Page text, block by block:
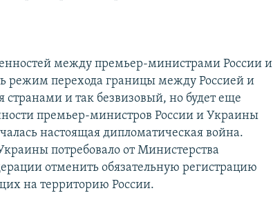
между премьер-министрами России и
режим перехода границы между Россией и
и так безвизовый, но будет еще
премьер-министров России и Украины
настоящая дипломатическая война.
потребовало от Министерства
отменить обязательную регистрацию
на территорию России.